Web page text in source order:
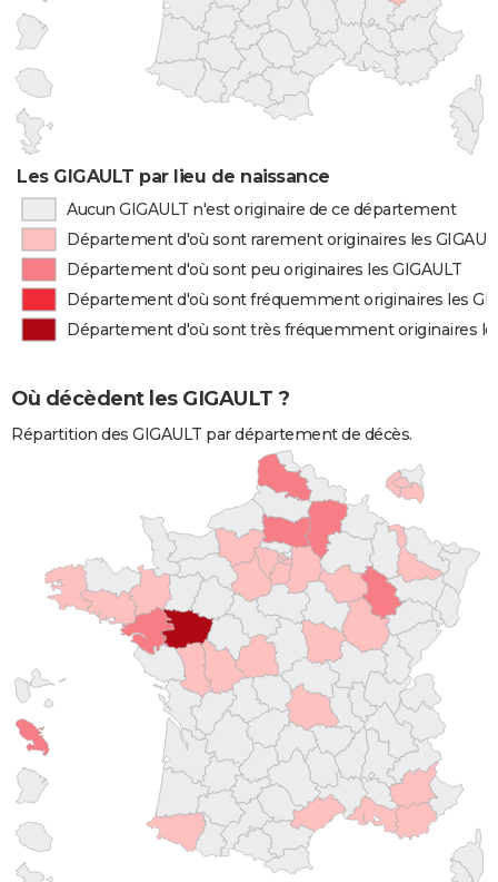
Les GIGAULT par lieu de naissance
Aucun GIGAULT n'est originaire de ce département
Département d'où sont rarement originaires les
Département d'où sont peu originaires les GIGAULT
Département d'où sont fréquemment originaires les
Département d'où sont très fréquemment originaires
Où décèdent les GIGAULT ?
Répartition des GIGAULT par département de décès.